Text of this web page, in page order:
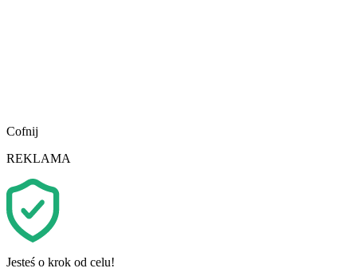
Cofnij
REKLAMA
Jesteś o krok od celu!